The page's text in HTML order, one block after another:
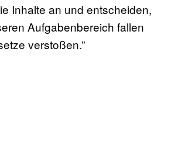
Inhalte an und entscheiden,
Aufgabenbereich fallen
verstoßen.”